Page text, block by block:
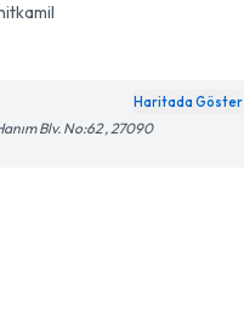
Haritada Göster
Blv. No:62 , 27090